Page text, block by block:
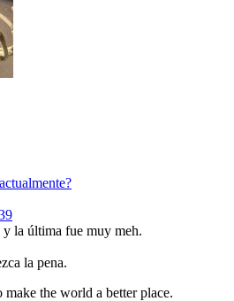
la última fue muy meh.
la pena.
the world a better place.